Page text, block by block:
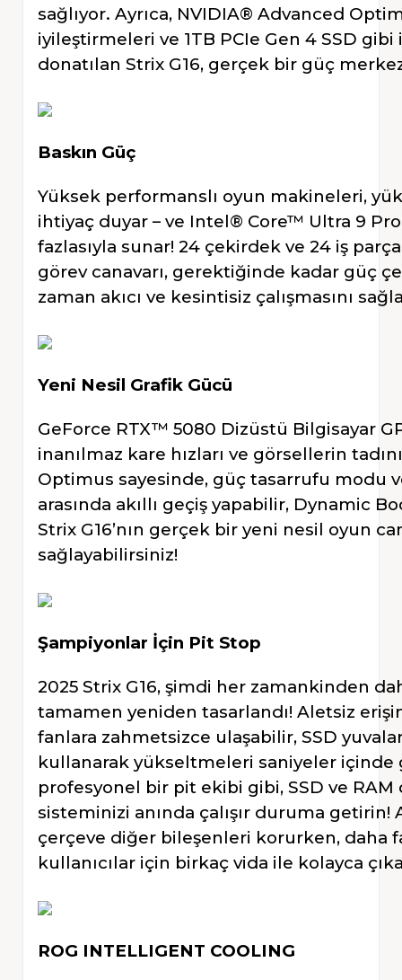
sağlıyor. Ayrıca, NVIDIA® Advanced
iyileştirmeleri ve 1TB PCIe Gen 4 SSD
donatılan Strix G16, gerçek bir güç
Baskın Güç
Yüksek performanslı oyun makineleri,
ihtiyaç duyar – ve Intel® Core™ Ultra 9
fazlasıyla sunar! 24 çekirdek ve 24 iş
görev canavarı, gerektiğinde kadar güç
zaman akıcı ve kesintisiz çalışmasını
Yeni Nesil Grafik Gücü
GeForce RTX™ 5080 Dizüstü Bilgisayar
inanılmaz kare hızları ve görsellerin
Optimus sayesinde, güç tasarrufu modu
arasında akıllı geçiş yapabilir, Dynamic
Strix G16’nın gerçek bir yeni nesil oyun
sağlayabilirsiniz!
Şampiyonlar İçin Pit Stop
2025 Strix G16, şimdi her zamankinden
tamamen yeniden tasarlandı! Aletsiz
fanlara zahmetsizce ulaşabilir, SSD
kullanarak yükseltmeleri saniyeler içinde
profesyonel bir pit ekibi gibi, SSD ve
sisteminizi anında çalışır duruma getirin!
çerçeve diğer bileşenleri korurken, daha
kullanıcılar için birkaç vida ile kolayca
ROG INTELLIGENT COOLING